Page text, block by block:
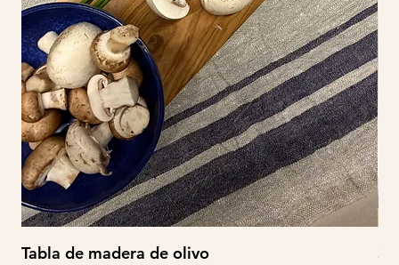
Tabla de madera de olivo